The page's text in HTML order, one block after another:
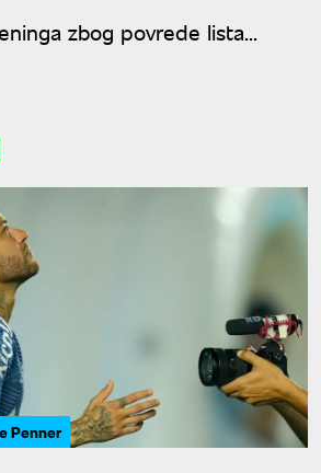
zbog povrede lista...
Penner